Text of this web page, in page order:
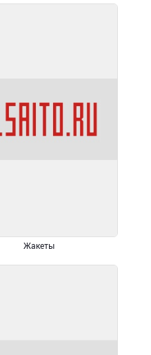
Жакеты